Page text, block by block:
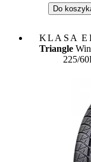
Do
KLASA
Triangle
225/